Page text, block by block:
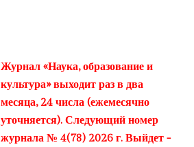
Журнал «Наука, образование и
культура» выходит раз в два
месяца, 24 числа (ежемесячно
уточняется). Следующий номер
журнала № 4(78) 2026 г. Выйдет -